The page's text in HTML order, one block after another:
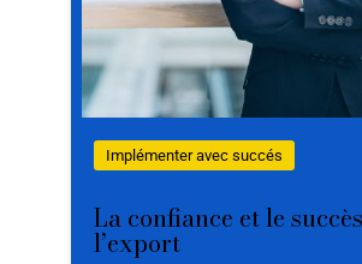
Implémenter avec succés
La confiance et le
l’export